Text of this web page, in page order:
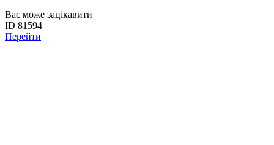
Вас може зацікавити
ID 81594
Перейти